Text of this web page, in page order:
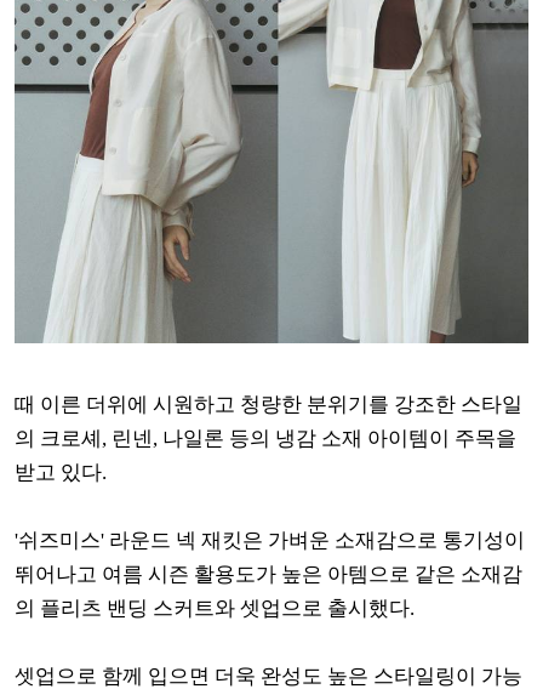
때 이른 더위에 시원하고 청량한 분위기를 강조한 스타일
의 크로셰, 린넨, 나일론 등의 냉감 소재 아이템이 주목을
받고 있다.
'쉬즈미스' 라운드 넥 재킷은 가벼운 소재감으로 통기성이
뛰어나고 여름 시즌 활용도가 높은 아템으로 같은 소재감
의 플리츠 밴딩 스커트와 셋업으로 출시했다.
셋업으로 함께 입으면 더욱 완성도 높은 스타일링이 가능